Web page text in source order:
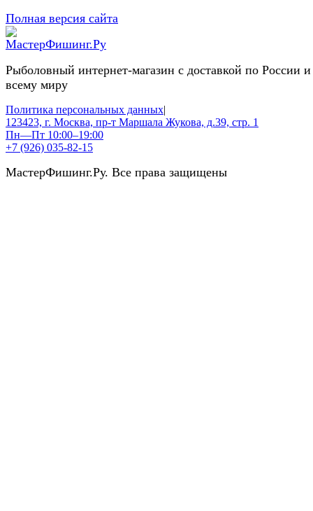
Полная версия сайта
Рыболовный интернет-магазин с доставкой по России и
всему миру
Политика персональных данных|
123423, г. Москва, пр-т Маршала Жукова, д.39, стр. 1
Пн—Пт 10:00–19:00
+7 (926) 035-82-15
МастерФишинг.Ру. Все права защищены